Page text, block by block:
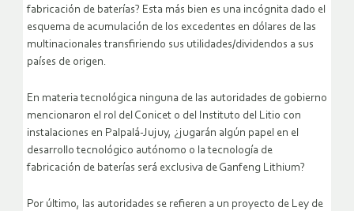
fabricación de baterías? Esta más bien es una incógnita dado el
esquema de acumulación de los excedentes en dólares de las
multinacionales transfiriendo sus utilidades/dividendos a sus
países de origen.
En materia tecnológica ninguna de las autoridades de gobierno
mencionaron el rol del Conicet o del Instituto del Litio con
instalaciones en Palpalá-Jujuy, ¿jugarán algún papel en el
desarrollo tecnológico autónomo o la tecnología de
fabricación de baterías será exclusiva de Ganfeng Lithium?
Por último, las autoridades se refieren a un proyecto de Ley de